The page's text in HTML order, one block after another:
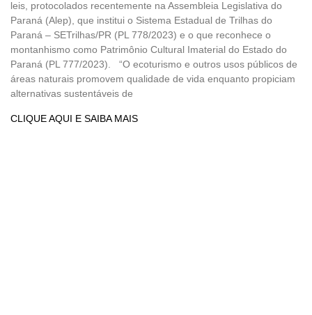
leis, protocolados recentemente na Assembleia Legislativa do
Paraná (Alep), que institui o Sistema Estadual de Trilhas do
Paraná – SETrilhas/PR (PL 778/2023) e o que reconhece o
montanhismo como Patrimônio Cultural Imaterial do Estado do
Paraná (PL 777/2023). “O ecoturismo e outros usos públicos de
áreas naturais promovem qualidade de vida enquanto propiciam
alternativas sustentáveis de
CLIQUE AQUI E SAIBA MAIS